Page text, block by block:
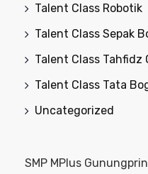
Talent Class Robotik
Talent Class Sepak
Talent Class Tahfidz
Talent Class Tata
Uncategorized
SMP MPlus